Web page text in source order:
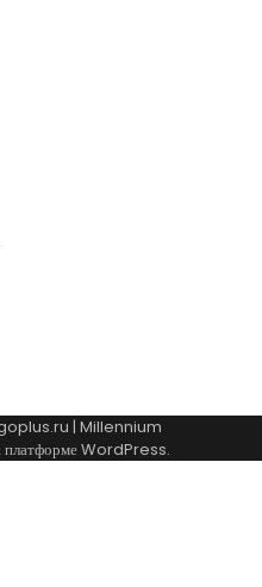
| Millennium
платформеWordPress.